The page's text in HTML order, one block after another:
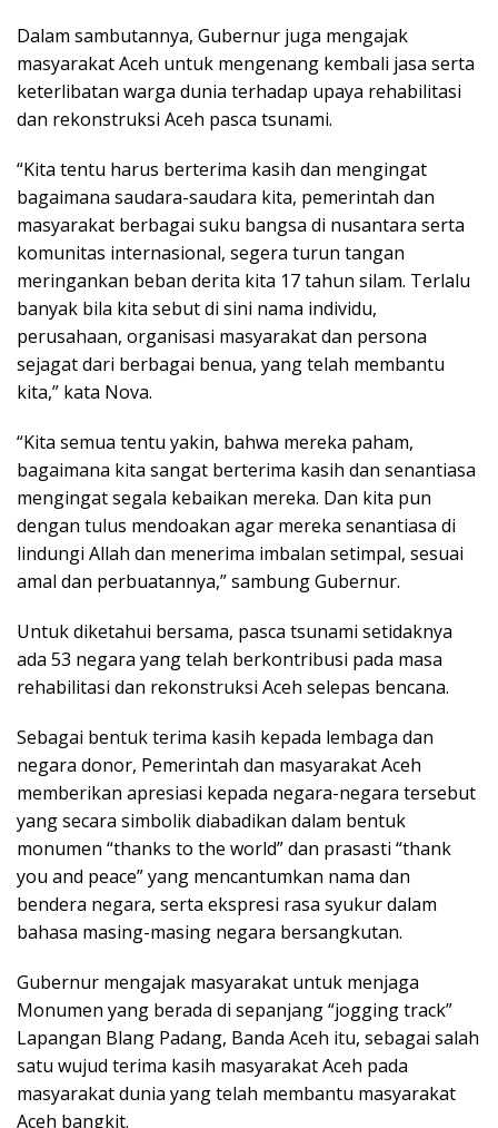
Dalam sambutannya, Gubernur juga mengajak
masyarakat Aceh untuk mengenang kembali jasa serta
keterlibatan warga dunia terhadap upaya rehabilitasi
dan rekonstruksi Aceh pasca tsunami.
“Kita tentu harus berterima kasih dan mengingat
bagaimana saudara-saudara kita, pemerintah dan
masyarakat berbagai suku bangsa di nusantara serta
komunitas internasional, segera turun tangan
meringankan beban derita kita 17 tahun silam. Terlalu
banyak bila kita sebut di sini nama individu,
perusahaan, organisasi masyarakat dan persona
sejagat dari berbagai benua, yang telah membantu
kita,” kata Nova.
“Kita semua tentu yakin, bahwa mereka paham,
bagaimana kita sangat berterima kasih dan senantiasa
mengingat segala kebaikan mereka. Dan kita pun
dengan tulus mendoakan agar mereka senantiasa di
lindungi Allah dan menerima imbalan setimpal, sesuai
amal dan perbuatannya,” sambung Gubernur.
Untuk diketahui bersama, pasca tsunami setidaknya
ada 53 negara yang telah berkontribusi pada masa
rehabilitasi dan rekonstruksi Aceh selepas bencana.
Sebagai bentuk terima kasih kepada lembaga dan
negara donor, Pemerintah dan masyarakat Aceh
memberikan apresiasi kepada negara-negara tersebut
yang secara simbolik diabadikan dalam bentuk
monumen “thanks to the world” dan prasasti “thank
you and peace” yang mencantumkan nama dan
bendera negara, serta ekspresi rasa syukur dalam
bahasa masing-masing negara bersangkutan.
Gubernur mengajak masyarakat untuk menjaga
Monumen yang berada di sepanjang “jogging track”
Lapangan Blang Padang, Banda Aceh itu, sebagai salah
satu wujud terima kasih masyarakat Aceh pada
masyarakat dunia yang telah membantu masyarakat
Aceh bangkit.